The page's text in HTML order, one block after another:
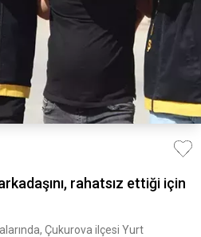
rahatsız ettiği için
Çukurova ilçesi Yurt